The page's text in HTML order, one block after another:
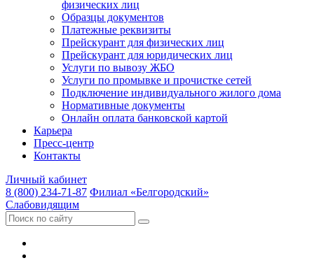
физических лиц
Образцы документов
Платежные реквизиты
Прейскурант для физических лиц
Прейскурант для юридических лиц
Услуги по вывозу ЖБО
Услуги по промывке и прочистке сетей
Подключение индивидуального жилого дома
Нормативные документы
Онлайн оплата банковской картой
Карьера
Пресс-центр
Контакты
Личный кабинет
8 (800) 234-71-87 Филиал «Белгородский»
Слабовидящим